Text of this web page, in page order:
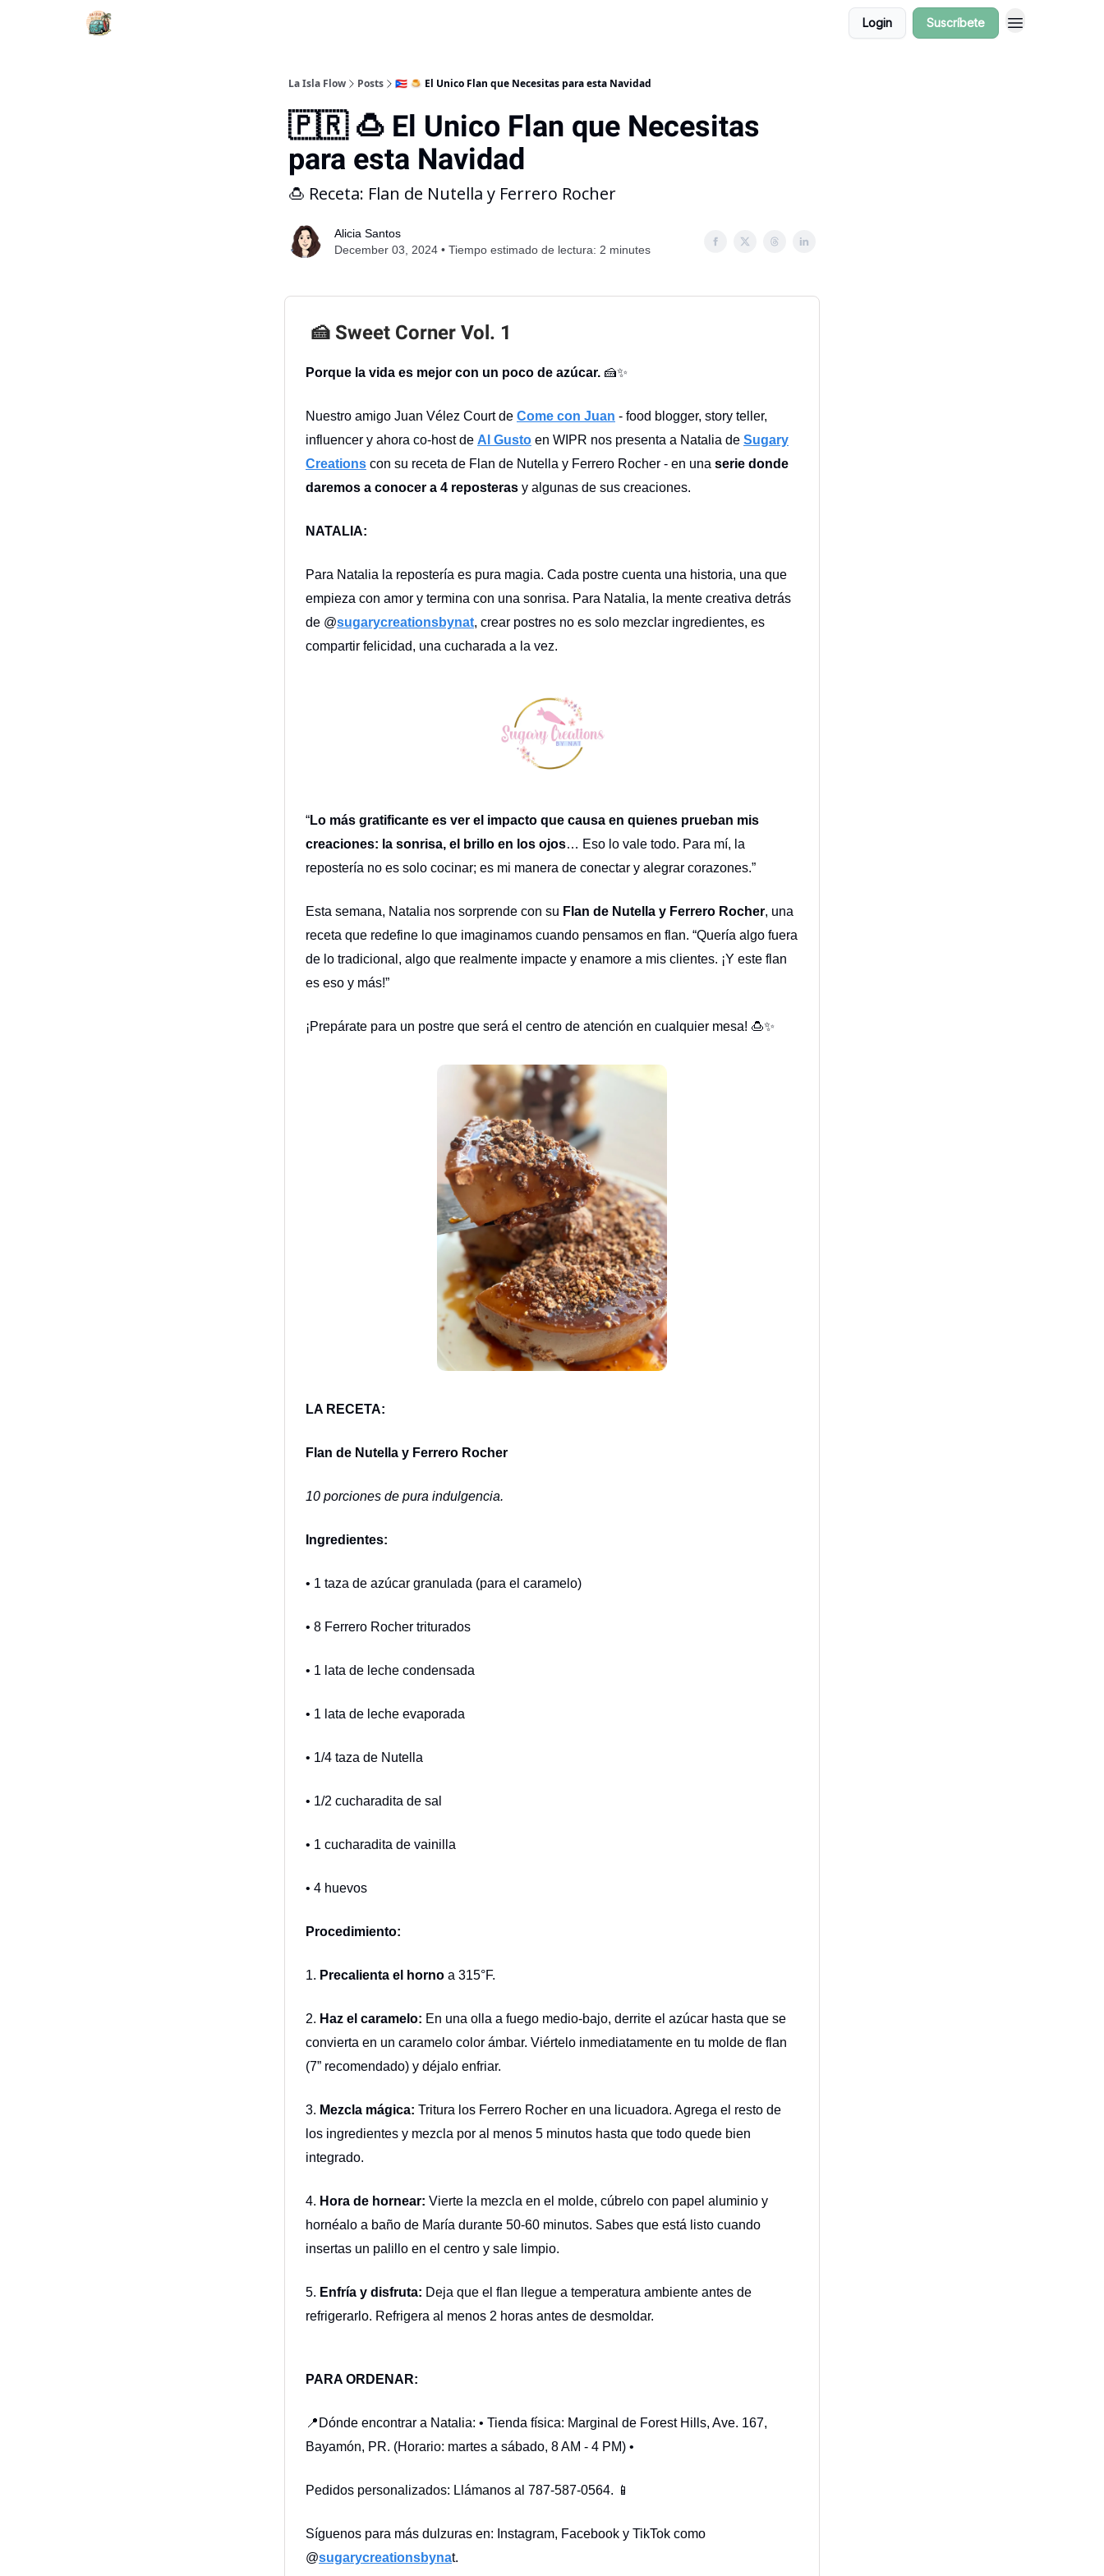
Login Suscríbete
La Isla Flow Posts 🇵🇷 🍮 El Unico Flan que Necesitas para esta Navidad
🇵🇷 🍮 El Unico Flan que Necesitas
para esta Navidad
🍮 Receta: Flan de Nutella y Ferrero Rocher
Alicia Santos
December 03, 2024 • Tiempo estimado de lectura: 2 minutes
🍰 Sweet Corner Vol. 1
Porque la vida es mejor con un poco de azúcar. 🍰✨
Nuestro amigo Juan Vélez Court de Come con Juan - food blogger, story teller,
influencer y ahora co-host de Al Gusto en WIPR nos presenta a Natalia de Sugary
Creations con su receta de Flan de Nutella y Ferrero Rocher - en una serie donde
daremos a conocer a 4 reposteras y algunas de sus creaciones.
NATALIA:
Para Natalia la repostería es pura magia. Cada postre cuenta una historia, una que
empieza con amor y termina con una sonrisa. Para Natalia, la mente creativa detrás
de @sugarycreationsbynat, crear postres no es solo mezclar ingredientes, es
compartir felicidad, una cucharada a la vez.
“Lo más gratificante es ver el impacto que causa en quienes prueban mis
creaciones: la sonrisa, el brillo en los ojos… Eso lo vale todo. Para mí, la
repostería no es solo cocinar; es mi manera de conectar y alegrar corazones.”
Esta semana, Natalia nos sorprende con su Flan de Nutella y Ferrero Rocher, una
receta que redefine lo que imaginamos cuando pensamos en flan. “Quería algo fuera
de lo tradicional, algo que realmente impacte y enamore a mis clientes. ¡Y este flan
es eso y más!”
¡Prepárate para un postre que será el centro de atención en cualquier mesa! 🍮✨
LA RECETA:
Flan de Nutella y Ferrero Rocher
10 porciones de pura indulgencia.
Ingredientes:
• 1 taza de azúcar granulada (para el caramelo)
• 8 Ferrero Rocher triturados
• 1 lata de leche condensada
• 1 lata de leche evaporada
• 1/4 taza de Nutella
• 1/2 cucharadita de sal
• 1 cucharadita de vainilla
• 4 huevos
Procedimiento:
1. Precalienta el horno a 315°F.
2. Haz el caramelo: En una olla a fuego medio-bajo, derrite el azúcar hasta que se
convierta en un caramelo color ámbar. Viértelo inmediatamente en tu molde de flan
(7” recomendado) y déjalo enfriar.
3. Mezcla mágica: Tritura los Ferrero Rocher en una licuadora. Agrega el resto de
los ingredientes y mezcla por al menos 5 minutos hasta que todo quede bien
integrado.
4. Hora de hornear: Vierte la mezcla en el molde, cúbrelo con papel aluminio y
hornéalo a baño de María durante 50-60 minutos. Sabes que está listo cuando
insertas un palillo en el centro y sale limpio.
5. Enfría y disfruta: Deja que el flan llegue a temperatura ambiente antes de
refrigerarlo. Refrigera al menos 2 horas antes de desmoldar.
PARA ORDENAR:
📍Dónde encontrar a Natalia: • Tienda física: Marginal de Forest Hills, Ave. 167,
Bayamón, PR. (Horario: martes a sábado, 8 AM - 4 PM) •
Pedidos personalizados: Llámanos al 787-587-0564. 📱
Síguenos para más dulzuras en: Instagram, Facebook y TikTok como
@sugarycreationsbynat.